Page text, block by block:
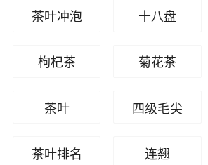
茶叶冲泡 十八盘
枸杞茶 菊花茶
茶叶 四级毛尖
茶叶排名 连翘